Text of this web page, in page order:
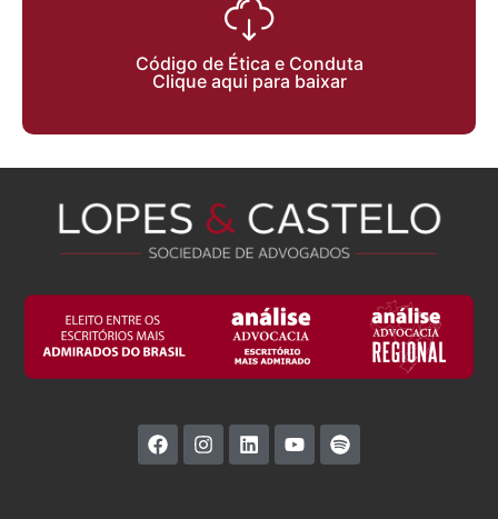
Código de Ética e Conduta
Clique aqui para baixar